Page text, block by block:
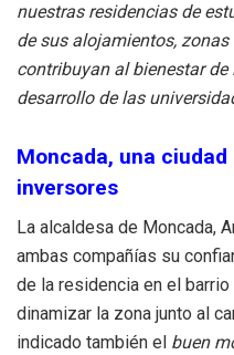
nuestras residencias de
de sus alojamientos,
contribuyan al bienestar de
desarrollo de las
Moncada, una
inversores
La alcaldesa de Moncada,
ambas compañías su
de la residencia en el
dinamizar la zona junto al
indicado también el buen